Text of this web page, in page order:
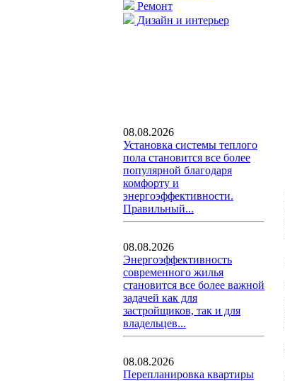
Ремонт
Дизайн и интерьер
08.08.2026
Установка системы теплого
пола становится все более
популярной благодаря
комфорту и
энергоэффективности.
Правильный...
08.08.2026
Энергоэффективность
современного жилья
становится все более важной
задачей как для
застройщиков, так и для
владельцев...
08.08.2026
Перепланировка квартиры